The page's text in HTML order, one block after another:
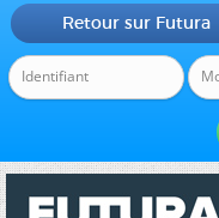
Retour sur Futura